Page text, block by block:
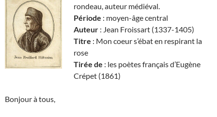
rondeau, auteur médiéval.
Période : moyen-âge central
Auteur : Jean Froissart (1337-1405)
Titre : Mon coeur s’ébat en respirant la
rose
Tirée de : les poètes français d’Eugène
Crépet (1861)
Bonjour à tous,